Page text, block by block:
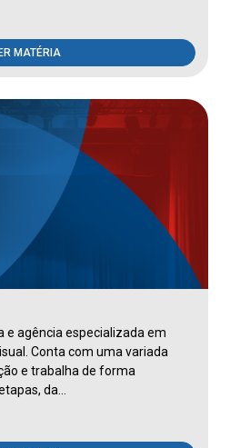
MATÉRIA
e agência especializada em
Conta com uma variada
e trabalha de forma
da…